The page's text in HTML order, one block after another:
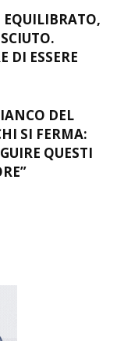
ESSERE
DEL
SI FERMA:
QUESTI